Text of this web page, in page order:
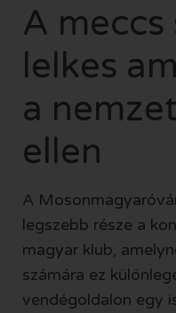
A
lelkes
a
ellen
A
legszebb része a
magyar klub,
számára ez
vendégoldalon egy